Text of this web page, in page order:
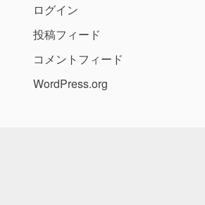
ログイン
投稿フィード
コメントフィード
WordPress.org